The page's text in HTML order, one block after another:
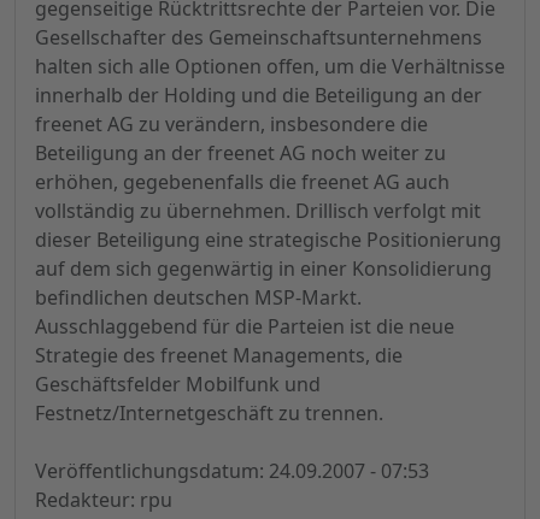
gegenseitige Rücktrittsrechte der Parteien vor. Die
Gesellschafter des Gemeinschaftsunternehmens
halten sich alle Optionen offen, um die Verhältnisse
innerhalb der Holding und die Beteiligung an der
freenet AG zu verändern, insbesondere die
Beteiligung an der freenet AG noch weiter zu
erhöhen, gegebenenfalls die freenet AG auch
vollständig zu übernehmen. Drillisch verfolgt mit
dieser Beteiligung eine strategische Positionierung
auf dem sich gegenwärtig in einer Konsolidierung
befindlichen deutschen MSP-Markt.
Ausschlaggebend für die Parteien ist die neue
Strategie des freenet Managements, die
Geschäftsfelder Mobilfunk und
Festnetz/Internetgeschäft zu trennen.
Veröffentlichungsdatum: 24.09.2007 - 07:53
Redakteur: rpu